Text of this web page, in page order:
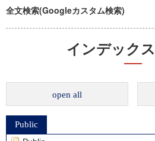
全文検索(Googleカスタム検索)
インデック
open all
Public